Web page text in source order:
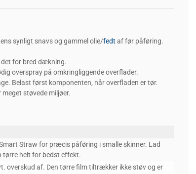
synligt snavs og gammel olie/fedt af før påføring.
for bred dækning.
overspray på omkringliggende overflader.
Belast først komponenten, når overfladen er tør.
støvede miljøer.
Straw for præcis påføring i smalle skinner. Lad
tørre helt for bedst effekt.
overskud af. Den tørre film tiltrækker ikke støv og er